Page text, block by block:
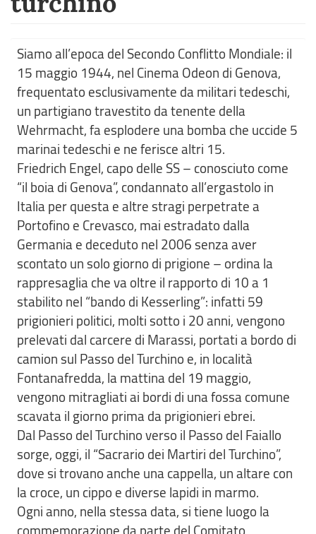
Siamo all’epoca del Secondo Conflitto Mondiale: il
15 maggio 1944, nel Cinema Odeon di Genova,
frequentato esclusivamente da militari tedeschi,
un partigiano travestito da tenente della
Wehrmacht, fa esplodere una bomba che uccide 5
marinai tedeschi e ne ferisce altri 15.
Friedrich Engel, capo delle SS – conosciuto come
“il boia di Genova”, condannato all’ergastolo in
Italia per questa e altre stragi perpetrate a
Portofino e Crevasco, mai estradato dalla
Germania e deceduto nel 2006 senza aver
scontato un solo giorno di prigione – ordina la
rappresaglia che va oltre il rapporto di 10 a 1
stabilito nel “bando di Kesserling”: infatti 59
prigionieri politici, molti sotto i 20 anni, vengono
prelevati dal carcere di Marassi, portati a bordo di
camion sul Passo del Turchino e, in località
Fontanafredda, la mattina del 19 maggio,
vengono mitragliati ai bordi di una fossa comune
scavata il giorno prima da prigionieri ebrei.
Dal Passo del Turchino verso il Passo del Faiallo
sorge, oggi, il “Sacrario dei Martiri del Turchino”,
dove si trovano anche una cappella, un altare con
la croce, un cippo e diverse lapidi in marmo.
Ogni anno, nella stessa data, si tiene luogo la